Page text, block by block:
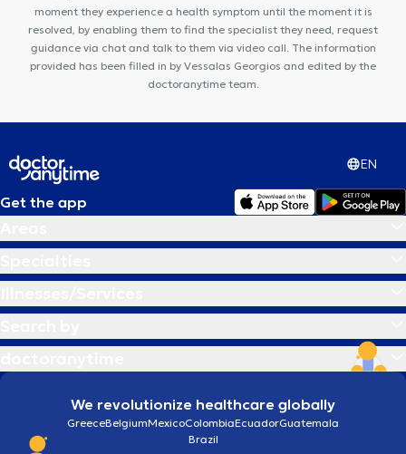
moment they experience a health symptom until the moment it is
resolved, by enabling them to find the specialist they need, request
guidance via chat and talk to them via video call. The information
provided has been filled in by Vessalas Georgios and edited by the
doctoranytime team.
EN
Get the app
We revolutionize healthcare globally
GreeceBelgiumMexicoColombiaEcuadorGuatemala
Brazil